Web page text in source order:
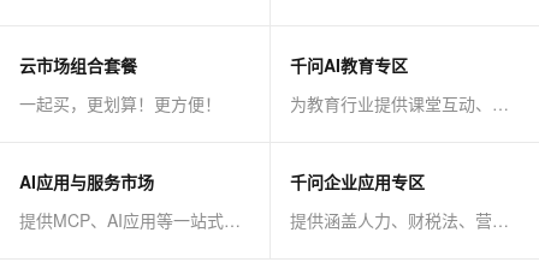
云市场组合套餐
一起买，更划算！更方便！
千问AI教育专区
为教育行业提供课堂互动、课程制作等AI方案
AI应用与服务市场
提供MCP、AI应用等一站式AI解决方案
千问企业应用专区
提供涵盖人力、财税法、营销、客服等AI方案